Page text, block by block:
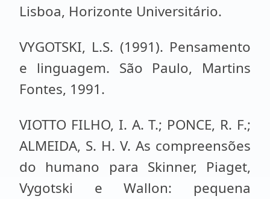
Lisboa, Horizonte Universitário.
VYGOTSKI, L.S. (1991). Pensamento
e linguagem. São Paulo, Martins
Fontes, 1991.
VIOTTO FILHO, I. A. T.; PONCE, R. F.;
ALMEIDA, S. H. V. As compreensões
do humano para Skinner, Piaget,
Vygotski e Wallon: pequena